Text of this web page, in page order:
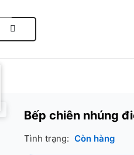
Bếp chiên nhúng
Tình trạng: Còn hàng